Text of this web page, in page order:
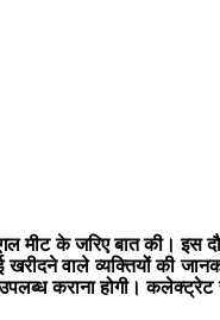
के जरिए बात की। इस
वाले व्यक्तियों की
कराना होगी। कलेक्ट्रेट